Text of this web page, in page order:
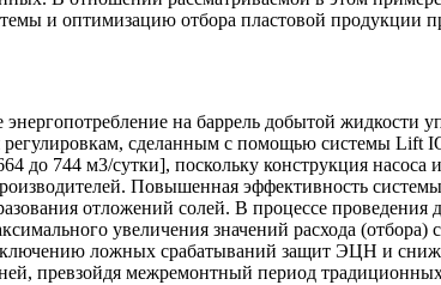
и оптимизацию отбора пластовой продукции
на баррель добытой жидкости
регулировкам, сделанным с помощью системы
до 744 м3/сутки], поскольку конструкция
Повышенная эффективность
отложений солей. В процессе
увеличения значений расхода
ложных срабатываний защит ЭЦН и
превзойдя межремонтный период